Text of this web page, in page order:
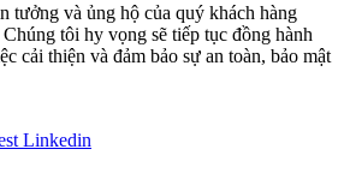
tưởng và ủng hộ của quý khách hàng
tôi hy vọng sẽ tiếp tục đồng hành
cải thiện và đảm bảo sự an toàn, bảo mật
Linkedin